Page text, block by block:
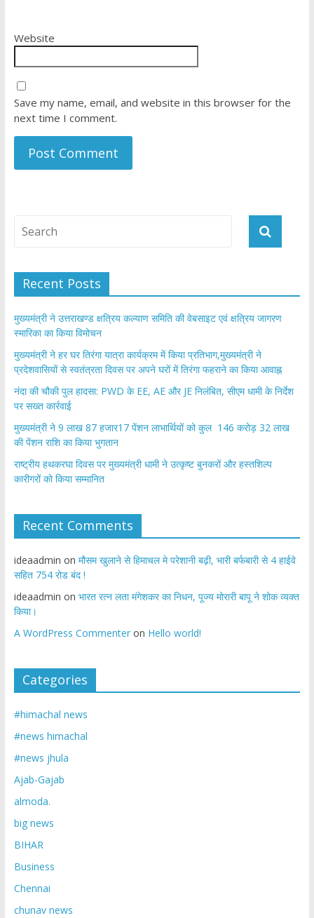
Website
Save my name, email, and website in this browser for the
next time I comment.
Recent Posts
मुख्यमंत्री ने उत्तराखण्ड क्षत्रिय कल्याण समिति की वेबसाइट एवं क्षत्रिय जागरण
स्मारिका का किया विमोचन
मुख्यमंत्री ने हर घर तिरंगा यात्रा कार्यक्रम में किया प्रतिभाग,मुख्यमंत्री ने
प्रदेशवासियों से स्वतंत्रता दिवस पर अपने घरों में तिरंगा फहराने का किया आवाह्न
नंदा की चौकी पुल हादसा: PWD के EE, AE और JE निलंबित, सीएम धामी के निर्देश
पर सख्त कार्रवाई
मुख्यमंत्री ने 9 लाख 87 हजार17 पेंशन लाभार्थियों को कुल 146 करोड़ 32 लाख
की पेंशन राशि का किया भुगतान
राष्ट्रीय हथकरघा दिवस पर मुख्यमंत्री धामी ने उत्कृष्ट बुनकरों और हस्तशिल्प
कारीगरों को किया सम्मानित
Recent Comments
ideaadmin on मौसम खुलाने से हिमाचल मे परेशानी बढ़ी, भारी बर्फबारी से 4 हाईवे
सहित 754 रोड बंद !
ideaadmin on भारत रत्न लता मंगेशकर का निधन, पूज्य मोरारी बापू ने शोक व्यक्त
किया।
A WordPress Commenteron Hello world!
Categories
#himachal news
#news himachal
#news jhula
Ajab-Gajab
almoda.
big news
BIHAR
Business
Chennai
chunav news